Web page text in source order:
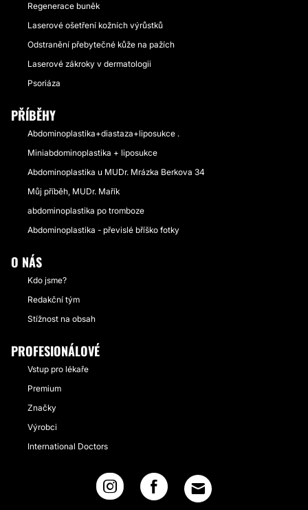
Regenerace buněk
Laserové ošetření kožních výrůstků
Odstranění přebytečné kůže na pažích
Laserové zákroky v dermatologii
Psoriáza
PŘÍBĚHY
Abdominoplastika+diastaza+liposukce .
Miniabdominoplastika + liposukce
Abdominoplastika u MUDr. Mrázka Berkova 34
Můj příběh, MUDr. Mařík
abdominoplastika po tromboze
Abdominoplastika - převislé bříško fotky
O NÁS
Kdo jsme?
Redakční tým
Stížnost na obsah
PROFESIONÁLOVÉ
Vstup pro lékaře
Premium
Značky
Výrobci
International Doctors